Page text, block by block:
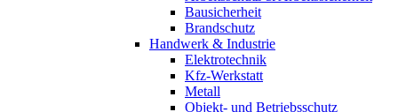
Bausicherheit
Brandschutz
Handwerk & Industrie
Elektrotechnik
Kfz-Werkstatt
Metall
Objekt- und Betriebsschutz